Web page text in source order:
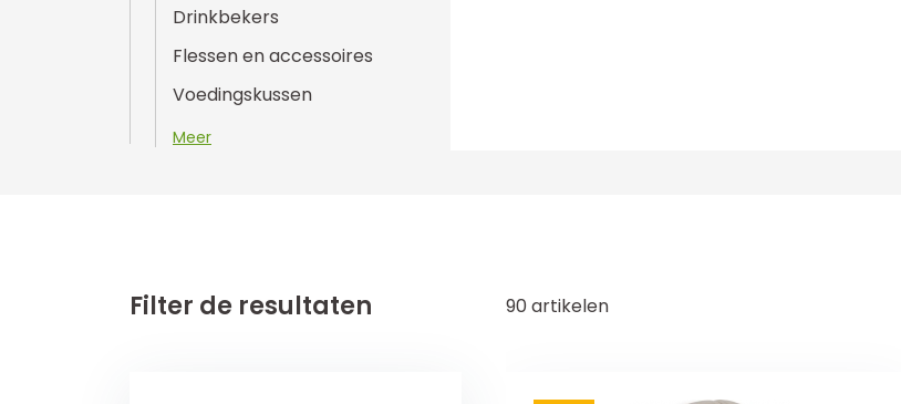
Drinkbekers
Flessen en accessoires
Voedingskussen
Meer
Filter de resultaten 90 artikelen